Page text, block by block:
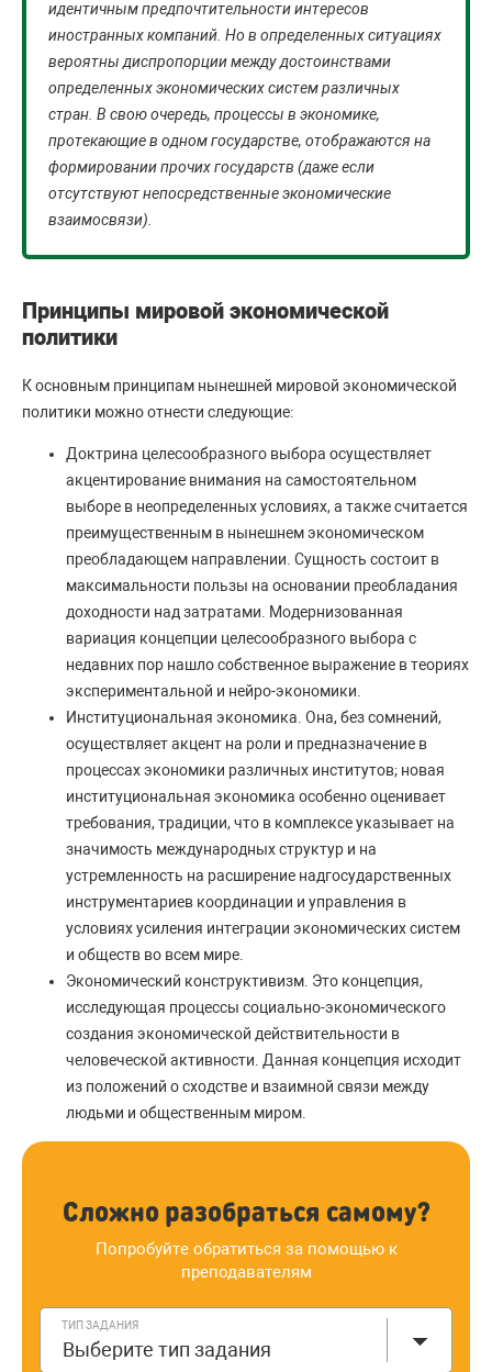
идентичным предпочтительности интересов
иностранных компаний. Но в определенных ситуациях
вероятны диспропорции между достоинствами
определенных экономических систем различных
стран. В свою очередь, процессы в экономике,
протекающие в одном государстве, отображаются на
формировании прочих государств (даже если
отсутствуют непосредственные экономические
взаимосвязи).
Принципы мировой экономической
политики
К основным принципам нынешней мировой экономической
политики можно отнести следующие:
Доктрина целесообразного выбора осуществляет
акцентирование внимания на самостоятельном
выборе в неопределенных условиях, а также считается
преимущественным в нынешнем экономическом
преобладающем направлении. Сущность состоит в
максимальности пользы на основании преобладания
доходности над затратами. Модернизованная
вариация концепции целесообразного выбора с
недавних пор нашло собственное выражение в теориях
экспериментальной и нейро-экономики.
Институциональная экономика. Она, без сомнений,
осуществляет акцент на роли и предназначение в
процессах экономики различных институтов; новая
институциональная экономика особенно оценивает
требования, традиции, что в комплексе указывает на
значимость международных структур и на
устремленность на расширение надгосударственных
инструментариев координации и управления в
условиях усиления интеграции экономических систем
и обществ во всем мире.
Экономический конструктивизм. Это концепция,
исследующая процессы социально-экономического
создания экономической действительности в
человеческой активности. Данная концепция исходит
из положений о сходстве и взаимной связи между
людьми и общественным миром.
Сложно разобраться самому?
Попробуйте обратиться за помощью к
преподавателям
ТИП ЗАДАНИЯ
Выберите тип задания